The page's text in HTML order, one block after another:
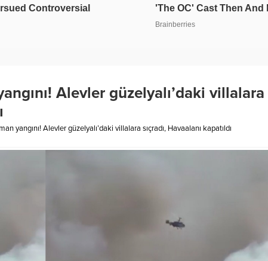
Alevler güzelyalı’daki villalara
yangını! Alevler güzelyalı’daki villalara sıçradı, Havaalanı kapatıldı